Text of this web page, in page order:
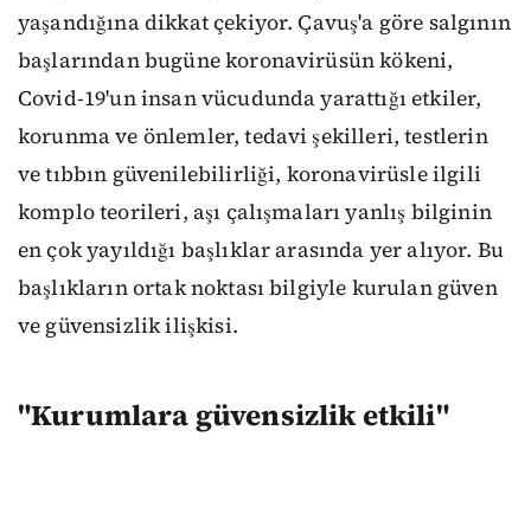
yaşandığına dikkat çekiyor. Çavuş'a göre salgının
başlarından bugüne koronavirüsün kökeni,
Covid-19'un insan vücudunda yarattığı etkiler,
korunma ve önlemler, tedavi şekilleri, testlerin
ve tıbbın güvenilebilirliği, koronavirüsle ilgili
komplo teorileri, aşı çalışmaları yanlış bilginin
en çok yayıldığı başlıklar arasında yer alıyor. Bu
başlıkların ortak noktası bilgiyle kurulan güven
ve güvensizlik ilişkisi.
"Kurumlara güvensizlik etkili"